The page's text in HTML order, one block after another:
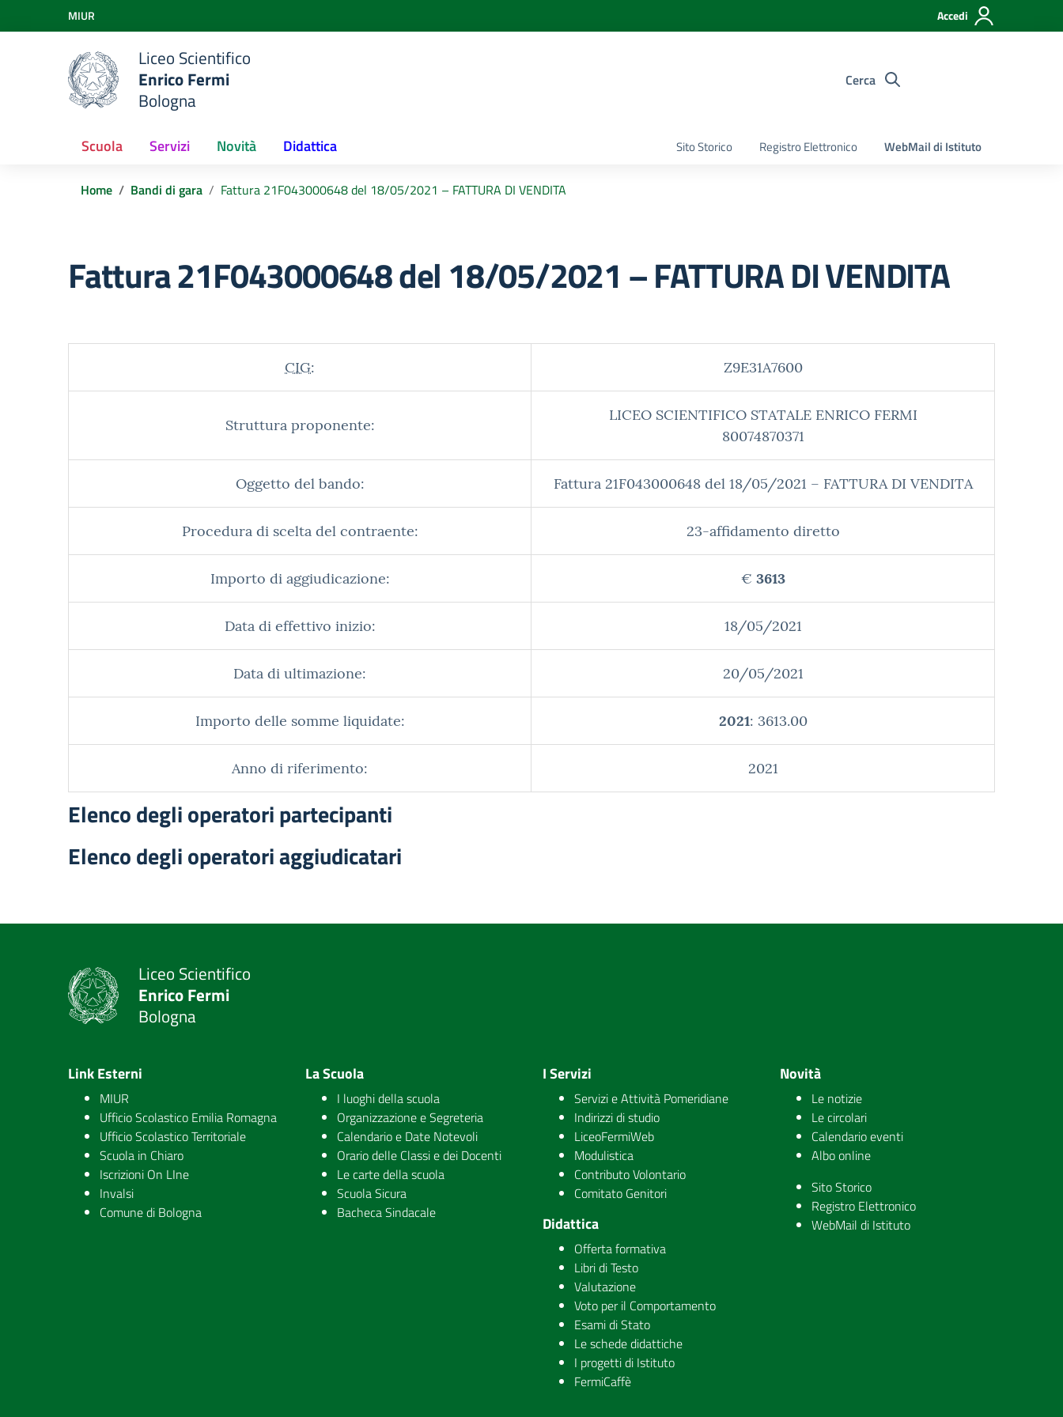
Vai ai contenuti
Vai al menu di navigazione
Vai al footer
MIUR Accedi
Liceo Scientifico
Enrico Fermi
Bologna
Cerca
Sito Storico Registro Elettronico WebMail di Istituto
Scuola Servizi Novità Didattica
Home Bandi di gara Fattura 21F043000648 del 18/05/2021 – FATTURA DI VENDITA
Fattura 21F043000648 del 18/05/2021 – FATTURA DI VENDITA
CIG: Z9E31A7600
Struttura proponente:
LICEO SCIENTIFICO STATALE ENRICO FERMI
80074870371
Oggetto del bando: Fattura 21F043000648 del 18/05/2021 – FATTURA DI VENDITA
Procedura di scelta del contraente: 23-affidamento diretto
Importo di aggiudicazione: € 3613
Data di effettivo inizio: 18/05/2021
Data di ultimazione: 20/05/2021
Importo delle somme liquidate: 2021: 3613.00
Anno di riferimento: 2021
Elenco degli operatori partecipanti
Elenco degli operatori aggiudicatari
Liceo Scientifico
Enrico Fermi
Bologna
Link Esterni
MIUR
Ufficio Scolastico Emilia Romagna
Ufficio Scolastico Territoriale
Scuola in Chiaro
Iscrizioni On LIne
Invalsi
Comune di Bologna
La Scuola
I luoghi della scuola
Organizzazione e Segreteria
Calendario e Date Notevoli
Orario delle Classi e dei Docenti
Le carte della scuola
Scuola Sicura
Bacheca Sindacale
I Servizi
Servizi e Attività Pomeridiane
Indirizzi di studio
LiceoFermiWeb
Modulistica
Contributo Volontario
Comitato Genitori
Didattica
Offerta formativa
Libri di Testo
Valutazione
Voto per il Comportamento
Esami di Stato
Le schede didattiche
I progetti di Istituto
FermiCaffè
Novità
Le notizie
Le circolari
Calendario eventi
Albo online
Sito Storico
Registro Elettronico
WebMail di Istituto